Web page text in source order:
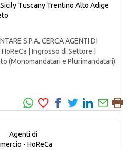
Sicily Tuscany Trentino Alto Adige
S.P.A. CERCA AGENTI DI
| Ingrosso di Settore |
(Monomandatari e Plurimandatari)